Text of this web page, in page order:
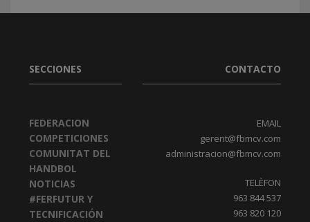
SECCIONES
FEDERACION
COMPETICIONES
COMUNITAT DEL
HANDBOL
NOTICIAS
#FERFUTUR Y
TECNIFICACIÓN
CONTACTO
EMAIL
gerent@fbmcv.com
administracion@fbmcv.com
TELÈFON
963 844 537
963 820 120